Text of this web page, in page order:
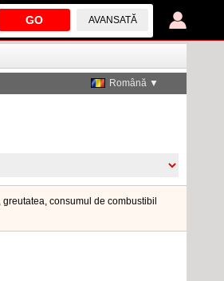
GO AVANSATĂ
Română ▼
consumul de combustibil